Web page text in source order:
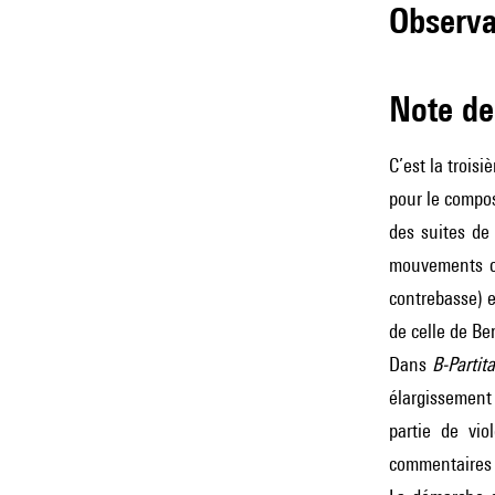
Note
C’est la
pour le
des suites
contrebasse)
de celle de
Dans B-Partita
partie de